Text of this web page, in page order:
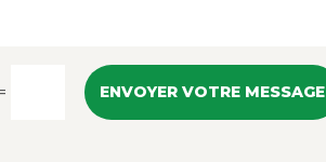
ENVOYER VOTRE MESSAGE